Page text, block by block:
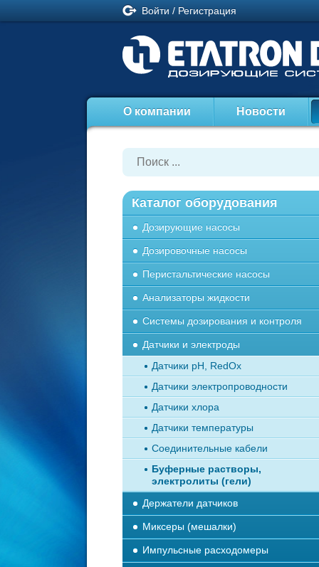
Войти / Регистрация
О компании Новости
Каталог оборудования
Дозирующие насосы
Дозировочные насосы
Перистальтические насосы
Анализаторы жидкости
Системы дозирования и контроля
Датчики и электроды
Датчики рН, RedOx
Датчики электропроводности
Датчики хлора
Датчики температуры
Соединительные кабели
Буферные растворы,
электролиты (гели)
Держатели датчиков
Миксеры (мешалки)
Импульсные расходомеры